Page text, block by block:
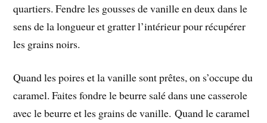
quartiers. Fendre les gousses de vanille en deux dans le
sens de la longueur et gratter l’intérieur pour récupérer
les grains noirs.
Quand les poires et la vanille sont prêtes, on s’occupe du
caramel. Faites fondre le beurre salé dans une casserole
avec le beurre et les grains de vanille. Quand le caramel